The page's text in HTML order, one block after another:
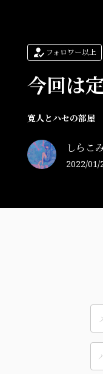
フォロワー以上
今回は
寛人とハセの部屋
しらこ
2022/01/